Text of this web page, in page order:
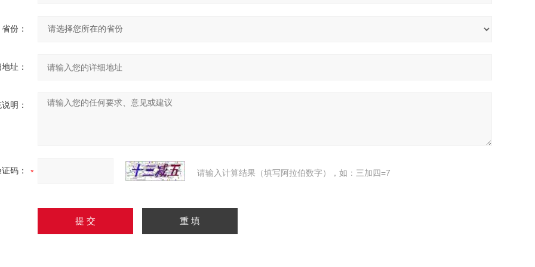
省份：
址：
明：
码： 请输入计算结果（填写阿拉伯数字），如：三加四=7